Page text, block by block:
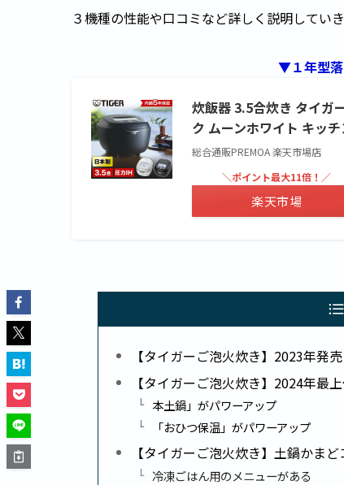
３機種の性能や口コミなど詳しく説明してい
▼１年型落
炊飯器 3.5合炊き タイガ
ク ムーンホワイト キッ
総合通販PREMOA 楽天市場店
＼ポイント最大11倍！／
楽天市場
【タイガーご泡火炊き】2023年発売
【タイガーご泡火炊き】2024年最
本土鍋」がパワーアップ
「おひつ保温」がパワーアップ
【タイガーご泡火炊き】土鍋かまど
冷凍ごはん用のメニューがある